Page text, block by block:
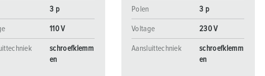
3 p
110 V
schroefklemm
en
Polen 3 p
Voltage 230 V
Aansluittechniek
schroefklemm
en